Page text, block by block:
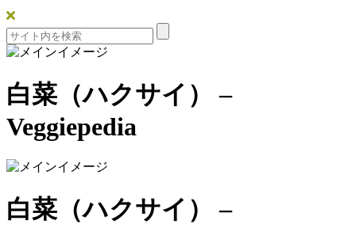
白菜（ハクサイ） –
Veggiepedia
白菜（ハクサイ） –